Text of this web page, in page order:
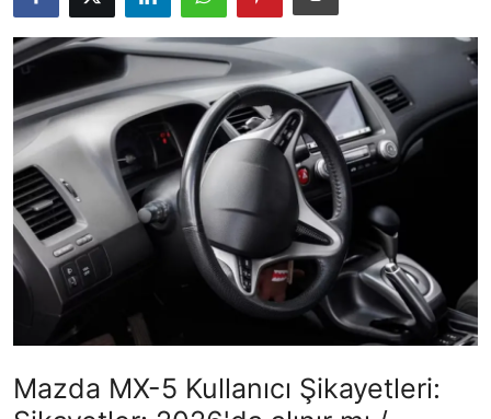
Sorgulamalar
İkinci El & Alım-Satım
Bakım & Arıza Çözümleri
Elektrikli & Hibrit
Kiralama & Filo
Sürüş & Güvenlik
Lastik & Jant
Yağlar & Sıvılar
Mazda MX-5 Kullanıcı Şikayetleri: